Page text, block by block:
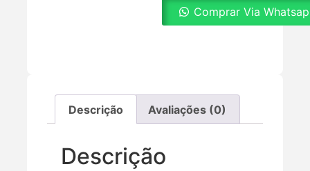
Comprar Via
Descrição Avaliações (0)
Descrição